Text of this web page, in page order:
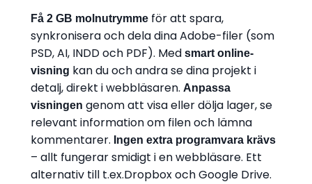
Få 2 GB molnutrymme för att spara,
synkronisera och dela dina Adobe-filer (som
PSD, AI, INDD och PDF). Medsmart online-
visning kan du och andra se dina projekt i
detalj, direkt i webbläsaren.Anpassa
visningen genom att visa eller dölja lager, se
relevant information om filen och lämna
kommentarer. Ingen extra programvara krävs
– allt fungerar smidigt i en webbläsare. Ett
alternativ till t.ex.Dropbox och Google Drive.